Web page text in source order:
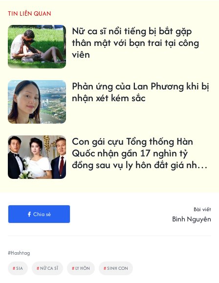
TIN LIÊN QUAN
Nữ ca sĩ nổi tiếng bị bắt gặp
thân mật với bạn trai tại công
viên
Phản ứng của Lan Phương khi bị
nhận xét kém sắc
Con gái cựu Tổng thống Hàn
Quốc nhận gần 17 nghìn tỷ
đồng sau vụ ly hôn đắt giá nhất
Chia sẻ
Bài viết
Bình Nguyên
#Hashtag
#SIA # NỮ CA SĨ # LY HÔN #SINH CON